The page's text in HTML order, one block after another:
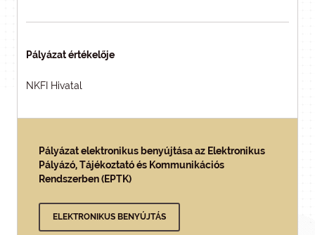
Pályázat értékelője
NKFI Hivatal
Pályázat elektronikus benyújtása az Elektronikus
Pályázó, Tájékoztató és Kommunikációs
Rendszerben (EPTK)
ELEKTRONIKUS BENYÚJTÁS